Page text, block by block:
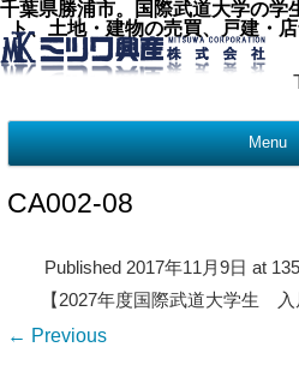
千葉県勝浦市。国際武道大学の学
ト、土地・建物の売買、戸建・
【営業時間
Menu
CA002-08
Published2017年11月9日 at
【2027年度国際武道大学生 入
← Previous